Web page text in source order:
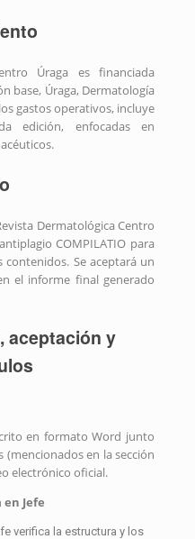
Úraga es financiada
base, Úraga, Dermatología
gastos operativos, incluye
edición, enfocadas en
Dermatológica Centro
COMPILATIO para
Se aceptará un
el informe final generado
aceptación y
en formato Word junto
en la sección
electrónico oficial.
Jefe
verifica la estructura y los